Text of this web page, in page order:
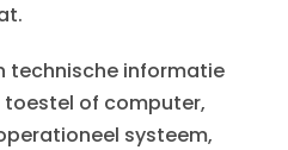
technische informatie
toestel of computer,
systeem,